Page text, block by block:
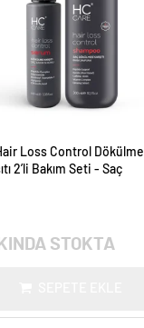
Loss Control Dökülme
2’li Bakım Seti - Saç
STOKTA